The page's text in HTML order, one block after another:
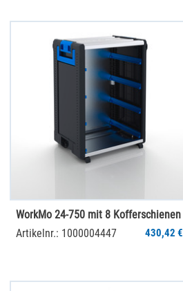
WorkMo 24-750 mit 8 Kofferschienen
Artikelnr.: 1000004447
430,42 €